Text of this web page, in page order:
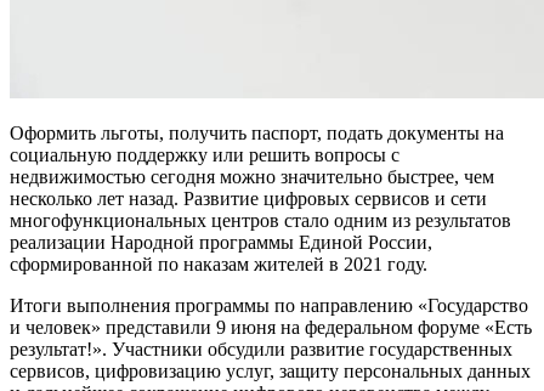
Оформить льготы, получить паспорт, подать документы на
социальную поддержку или решить вопросы с
недвижимостью сегодня можно значительно быстрее, чем
несколько лет назад. Развитие цифровых сервисов и сети
многофункциональных центров стало одним из результатов
реализации Народной программы Единой России,
сформированной по наказам жителей в 2021 году.
Итоги выполнения программы по направлению «Государство
и человек» представили 9 июня на федеральном форуме «Есть
результат!». Участники обсудили развитие государственных
сервисов, цифровизацию услуг, защиту персональных данных